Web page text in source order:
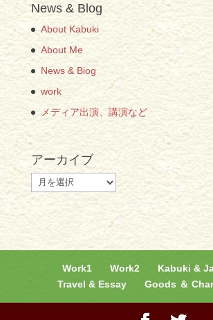
News & Blog
About Kabuki
About Me
News & Biog
work
メディア出演、講演など
アーカイブ
ー
Work1 Work2
Kabuki &
Travel & Essay
Goods ＆